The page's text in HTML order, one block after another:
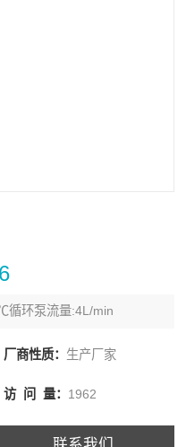
环泵流量:4L/min
厂商性质： 生产厂家
访 问 量： 1962